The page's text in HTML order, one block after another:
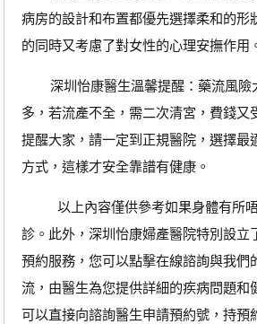
病房的設計和布置都優先選擇柔和的形
的同時又考慮了對女性的心理安撫作用
深圳怡康醫生溫馨提醒：藥流風險
多，若流產不全，需二次清宮，費錢又
提醒大家，請一定到正規醫院，選擇最
方式，這樣才安全靠譜有健康。
以上內容僅供參考如果身體有所唔
診。此外，深圳怡康婦產醫院特別設立
預約服務，您可以點擊在線諮詢與我們
流，由醫生為您提供詳細的疾病問題和
可以直接向諮詢醫生申請預約號，持預